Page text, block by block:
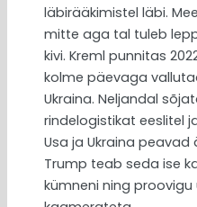
läbirääkimistel läbi.
mitte aga tal tuleb
kivi. Kreml punnitas
kolme päevaga
Ukraina. Neljandal
rindelogistikat eeslitel
Usa ja Ukraina
Trump teab seda ise
kümneni ning proovigu